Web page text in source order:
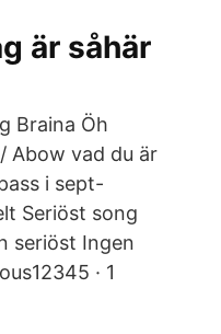
är såhär
Braina Öh
Abow vad du är
i sept-
Seriöst song
seriöst Ingen
· 1